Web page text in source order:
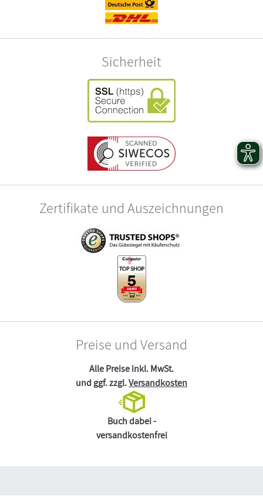
Sicherheit
Zertifikate und Auszeichnungen
Preise und Versand
Alle Preise inkl. MwSt.
und ggf. zzgl.Versandkosten
Buch dabei -
versandkostenfrei